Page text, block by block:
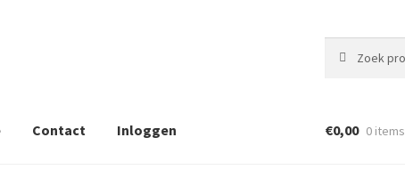
naar:
Contact Inloggen €0,00 0 items